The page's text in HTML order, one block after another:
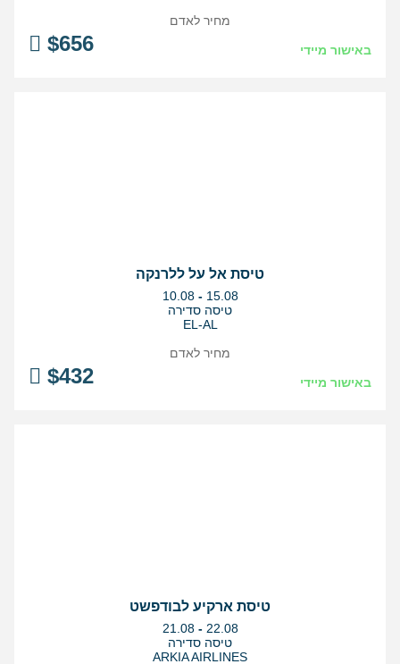
באישור מיידי $656
מחיר לאדם
טיסת אל על ללרנקה
בין
התאריכים,
10.08 - 15.08
טיסה סדירה
EL-AL
באישור מיידי $432
מחיר לאדם
טיסת ארקיע לבודפשט
בין
התאריכים,
21.08 - 22.08
טיסה סדירה
ARKIA AIRLINES